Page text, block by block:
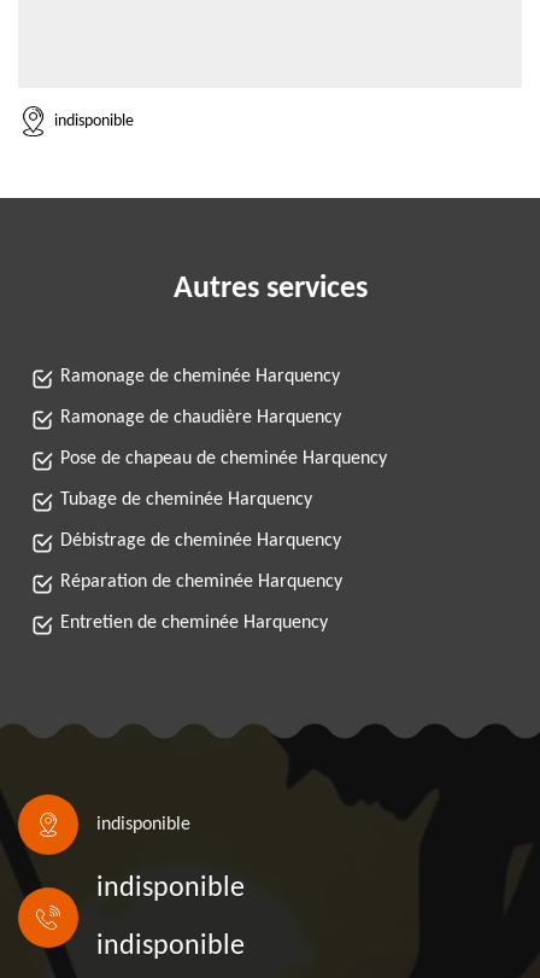
indisponible
Autres services
Ramonage de cheminée Harquency
Ramonage de chaudière Harquency
Pose de chapeau de cheminée Harquency
Tubage de cheminée Harquency
Débistrage de cheminée Harquency
Réparation de cheminée Harquency
Entretien de cheminée Harquency
indisponible
indisponible
indisponible